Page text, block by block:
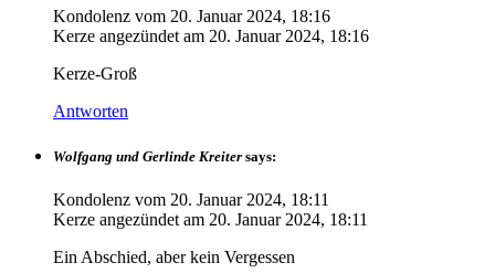
Kondolenz vom 20. Januar 2024, 18:16
Kerze angezündet am 20. Januar 2024, 18:16
Kerze-Groß
Antworten
Wolfgang und Gerlinde Kreiter says:
Kondolenz vom 20. Januar 2024, 18:11
Kerze angezündet am 20. Januar 2024, 18:11
Ein Abschied, aber kein Vergessen